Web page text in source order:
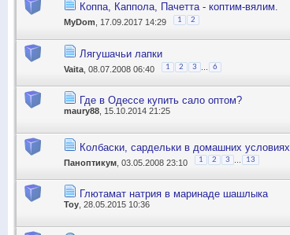
Коппа, Каппола, Пачетта - коптим-вялим.
MyDom , 17.09.2017 14:29 1 2
Лягушачьи лапки
Vaita , 08.07.2008 06:40 1 2 3 6
Где в Одессе купить сало оптом?
maury88 , 15.10.2014 21:25
Колбаски, сардельки в домашних условиях
Паноптикум , 03.05.2008 23:10 1 2 3 ... 13
Глютамат натрия в маринаде шашлыка
Toy , 28.05.2015 10:36